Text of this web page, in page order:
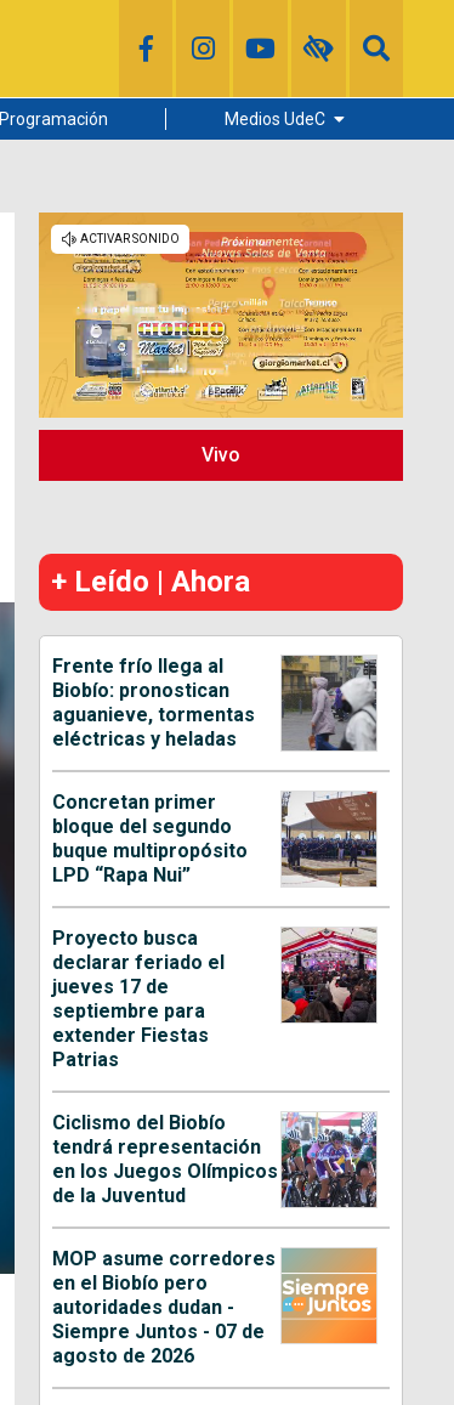
Programación Medios UdeC
Radio UdeC
Noticias UdeC
La Discusión
Vivo
+ Leído | Ahora
Frente frío llega al
Biobío: pronostican
aguanieve, tormentas
eléctricas y heladas
Concretan primer
bloque del segundo
buque multipropósito
LPD “Rapa Nui”
Proyecto busca
declarar feriado el
jueves 17 de
septiembre para
extender Fiestas
Patrias
Ciclismo del Biobío
tendrá representación
en los Juegos Olímpicos
de la Juventud
MOP asume corredores
en el Biobío pero
autoridades dudan -
Siempre Juntos - 07 de
agosto de 2026